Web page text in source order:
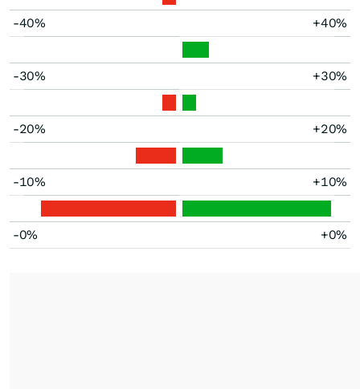
-40% +40%
-30% +30%
-20% +20%
-10% +10%
-0% +0%